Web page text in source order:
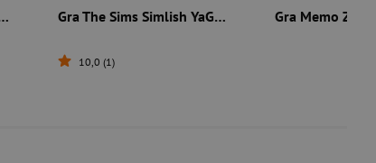
Lift Element Gra The Sims Simlish YaGoBuGi
10,0 (1)